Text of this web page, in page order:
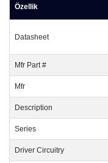
Özellik
Datasheet
Mfr Part #
Mfr
Description
Series
Driver Circuitry